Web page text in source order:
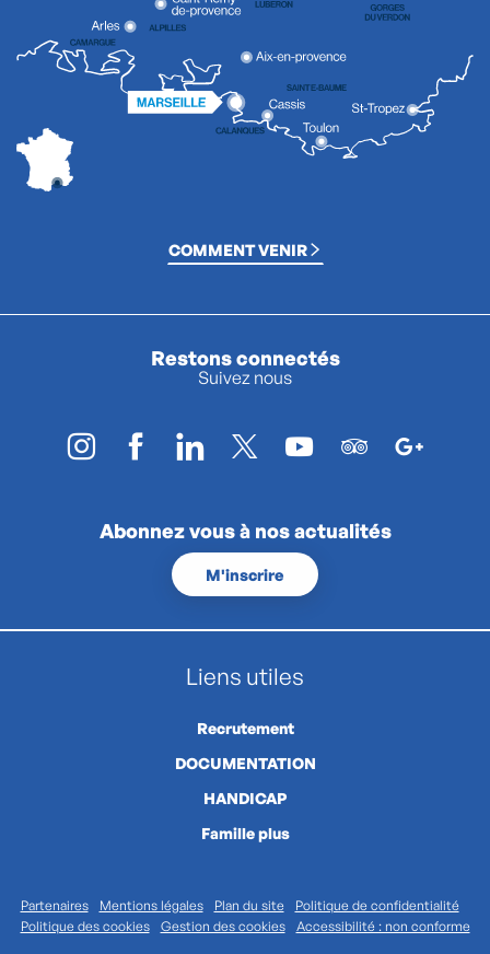
COMMENT VENIR
Restons connectés
Suivez nous
Abonnez vous à nos actualités
M'inscrire
Liens utiles
Recrutement
DOCUMENTATION
HANDICAP
Famille plus
Partenaires Mentions légales Plan du site
Politique de confidentialité
Politique des cookies
Gestion des cookies Accessibilité : non conforme